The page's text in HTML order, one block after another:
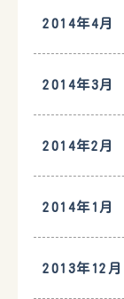
2014年4月
2014年3月
2014年2月
2014年1月
2013年12月